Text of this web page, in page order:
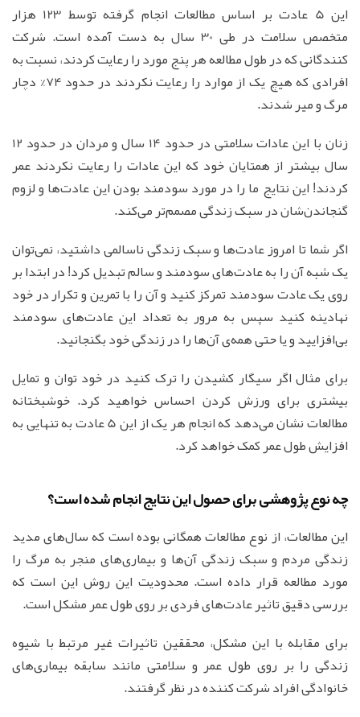
این 5 عادت بر اساس مطالعات انجام گرفته توسط 123 هزار
متخصص سلامت در طی 30 سال به دست آمده است. شرکت
کنندگانی که در طول مطالعه هر پنج مورد را رعایت کردند، نسبت به
افرادی که هیچ یک از موارد را رعایت نکردند در حدود 74% دچار
مرگ و میر شدند.
زنان با این عادات سلامتی در حدود 14 سال و مردان در حدود 12
سال بیشتر از همتایان خود که این عادات را رعایت نکردند عمر
کردند! این نتایج ما را در مورد سودمند بودن این عادت‌ها و لزوم
گنجاندن‌شان در سبک زندگی مصمم‌تر می‌کند.
اگر شما تا امروز عادت‌ها و سبک زندگی ناسالمی داشتید، نمی‌توان
یک شبه آن را به عادت‌های سودمند و سالم تبدیل کرد! در ابتدا بر
روی یک عادت سودمند تمرکز کنید و آن را با تمرین و تکرار در خود
نهادینه کنید سپس به مرور به تعداد این عادت‌های سودمند
بی‌افزایید و یا حتی همه‌ی آن‌ها را در زندگی خود بگنجانید.
برای مثال اگر سیگار کشیدن را ترک کنید در خود توان و تمایل
بیشتری برای ورزش کردن احساس خواهید کرد. خوشبختانه
مطالعات نشان می‌دهد که انجام هر یک از این 5 عادت به تنهایی به
افزایش طول عمر کمک خواهد کرد.
چه نوع پژوهشی برای حصول این نتایج انجام شده است؟
این مطالعات، از نوع مطالعات همگانی بوده است که سال‌های مدید
زندگی مردم و سبک زندگی آن‌ها و بیماری‌های منجر به مرگ را
مورد مطالعه قرار داده است. محدودیت این روش این است که
بررسی دقیق تاثیر عادت‌های فردی بر روی طول عمر مشکل است.
برای مقابله با این مشکل، محققین تاثیرات غیر مرتبط با شیوه
زندگی را بر روی طول عمر و سلامتی مانند سابقه بیماری‌های
خانوادگی افراد شرکت کننده در نظر گرفتند.